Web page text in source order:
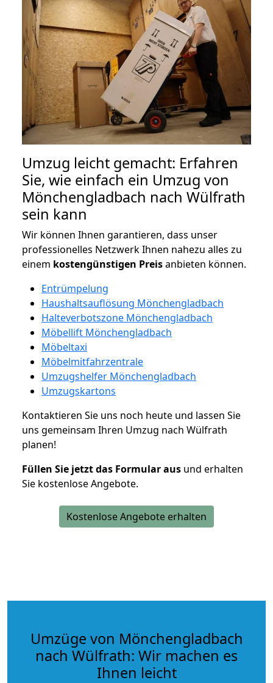
Umzug leicht gemacht: Erfahren
Sie, wie einfach ein Umzug von
Mönchengladbach nach Wülfrath
sein kann
Wir können Ihnen garantieren, dass unser
professionelles Netzwerk Ihnen nahezu alles zu
einem kostengünstigen Preisanbieten können.
Entrümpelung
Haushaltsauflösung Mönchengladbach
Halteverbotszone Mönchengladbach
Möbellift Mönchengladbach
Möbeltaxi
Möbelmitfahrzentrale
Umzugshelfer Mönchengladbach
Umzugskartons
Kontaktieren Sie uns noch heute und lassen Sie
uns gemeinsam Ihren Umzug nach Wülfrath
planen!
Füllen Sie jetzt das Formular aus und erhalten
Sie kostenlose Angebote.
Kostenlose Angebote erhalten
Umzüge von Mönchengladbach
nach Wülfrath: Wir machen es
Ihnen leicht